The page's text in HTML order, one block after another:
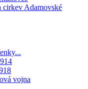
cirkev Adamovské
vojna